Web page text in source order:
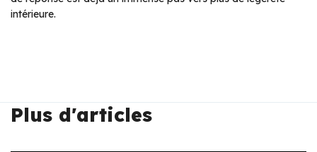
intérieure.
Plus d'articles